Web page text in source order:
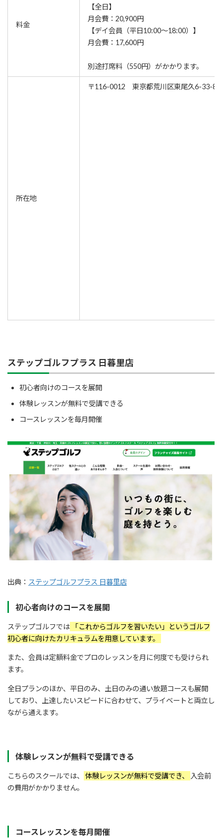
料金
【全日】
月会費：20,900円
【デイ会員（平日10:00～18:00）】
月会費：17,600円
別途打席料（550円）がかかります。
所在地
〒116-0012 東京都荒川区東尾久6-33-8
ステップゴルフプラス 日暮里店
初心者向けのコースを展開
体験レッスンが無料で受講できる
コースレッスンを毎月開催
出典： ステップゴルフプラス 日暮里店
初心者向けのコースを展開
ステップゴルフでは 「これからゴルフを習いたい」というゴルフ
初心者に向けたカリキュラムを用意しています。
また、会員は定額料金でプロのレッスンを月に何度でも受けられ
ます。
全日プランのほか、平日のみ、土日のみの通い放題コースも展開
しており、上達したいスピードに合わせて、プライベートと両立し
ながら通えます。
体験レッスンが無料で受講できる
こちらのスクールでは、 体験レッスンが無料で受講でき、
入会前
の費用がかかりません。
コースレッスンを毎月開催